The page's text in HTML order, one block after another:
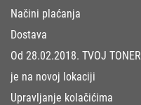
Načini plaćanja
Dostava
Od 28.02.2018. TVOJ TONER
je na novoj lokaciji
Upravljanje kolačićima